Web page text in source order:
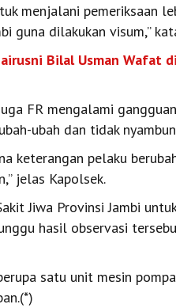
menjalani pemeriksaan
guna dilakukan visum,”
Bilal Usman Wafat
FR mengalami
ubah dan tidak
keterangan pelaku
jelas Kapolsek.
Jiwa Provinsi Jambi
hasil observasi
satu unit mesin